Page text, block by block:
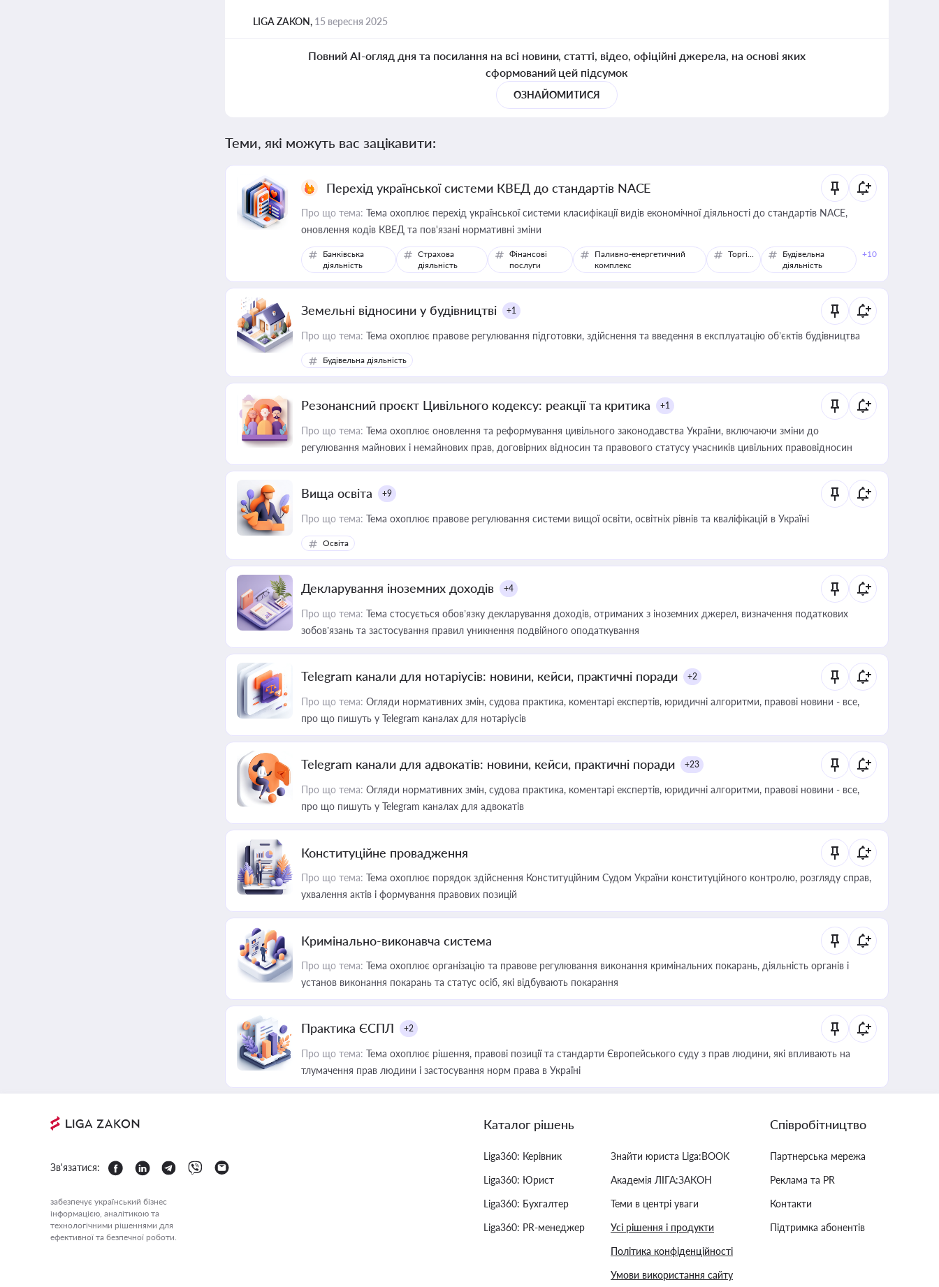
LIGA ZAKON, 15 вересня 2025
Повний AI-огляд дня та посилання на всі новини, статті, відео, офіційні джерела, на основі яких
сформований цей підсумок
ОЗНАЙОМИТИСЯ
Теми, які можуть вас зацікавити:
Перехід української системи КВЕД до стандартів NACE
Про що тема: Тема охоплює перехід української системи класифікації видів економічної діяльності до стандартів NACE,
оновлення кодів КВЕД та пов'язані нормативні зміни
Банківська
діяльність
Страхова
діяльність
Фінансові
послуги
Паливно-енергетичний
комплекс
Торгівля
Будівельна
діяльність
+10
Земельні відносини у будівництві +1
Про що тема: Тема охоплює правове регулювання підготовки, здійснення та введення в експлуатацію об’єктів будівництва
Будівельна діяльність
Резонансний проєкт Цивільного кодексу: реакції та критика +1
Про що тема: Тема охоплює оновлення та реформування цивільного законодавства України, включаючи зміни до
регулювання майнових і немайнових прав, договірних відносин та правового статусу учасників цивільних правовідносин
Вища освіта +9
Про що тема: Тема охоплює правове регулювання системи вищої освіти, освітніх рівнів та кваліфікацій в Україні
Освіта
Декларування іноземних доходів +4
Про що тема: Тема стосується обов’язку декларування доходів, отриманих з іноземних джерел, визначення податкових
зобов’язань та застосування правил уникнення подвійного оподаткування
Telegram канали для нотаріусів: новини, кейси, практичні поради +2
Про що тема: Огляди нормативних змін, судова практика, коментарі експертів, юридичні алгоритми, правові новини - все,
про що пишуть у Telegram каналах для нотаріусів
Telegram канали для адвокатів: новини, кейси, практичні поради +23
Про що тема: Огляди нормативних змін, судова практика, коментарі експертів, юридичні алгоритми, правові новини - все,
про що пишуть у Telegram каналах для адвокатів
Конституційне провадження
Про що тема: Тема охоплює порядок здійснення Конституційним Судом України конституційного контролю, розгляду справ,
ухвалення актів і формування правових позицій
Кримінально-виконавча система
Про що тема: Тема охоплює організацію та правове регулювання виконання кримінальних покарань, діяльність органів і
установ виконання покарань та статус осіб, які відбувають покарання
Практика ЄСПЛ +2
Про що тема: Тема охоплює рішення, правові позиції та стандарти Європейського суду з прав людини, які впливають на
тлумачення прав людини і застосування норм права в Україні
Зв'язатися:
забезпечує український бізнес
інформацією, аналітикою та
технологічними рішеннями для
ефективної та безпечної роботи.
Каталог рішень
Liga360: Керівник
Liga360: Юрист
Liga360: Бухгалтер
Liga360: PR-менеджер
Знайти юриста Liga:BOOK
Академія ЛІГА:ЗАКОН
Теми в центрі уваги
Усі рішення і продукти
Політика конфіденційності
Умови використання сайту
Співробітництво
Партнерська мережа
Реклама та PR
Контакти
Підтримка абонентів